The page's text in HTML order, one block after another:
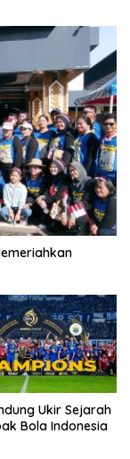
Ukir Sejarah
Bola Indonesia